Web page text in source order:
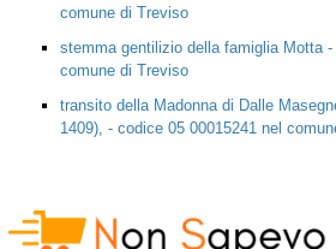
comune di Treviso
stemma gentilizio della famiglia Motta
comune di Treviso
transito della Madonna di Dalle
1409), - codice 05 00015241 nel